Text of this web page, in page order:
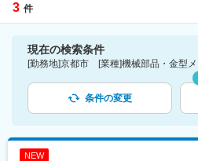
3 件
現在の検索条件
条件の変更
NEW